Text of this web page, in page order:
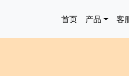
Main
首页 产品 客